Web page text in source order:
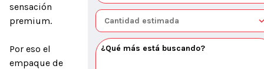
sensación
premium.
Por eso el
empaque de